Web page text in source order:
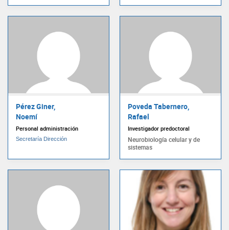
Pérez Giner,
Noemí
Personal administración
Secretaría Dirección
Poveda Tabernero,
Rafael
Investigador predoctoral
Neurobiología celular y de
sistemas